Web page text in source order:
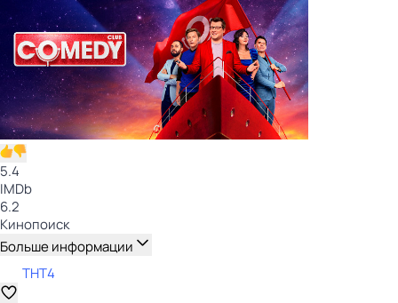
5.4
IMDb
6.2
Кинопоиск
Больше информации
ТНТ4